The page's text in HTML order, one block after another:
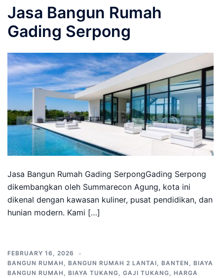
Jasa Bangun Rumah
Gading Serpong
Jasa Bangun Rumah Gading SerpongGading Serpong
dikembangkan oleh Summarecon Agung, kota ini
dikenal dengan kawasan kuliner, pusat pendidikan, dan
hunian modern. Kami […]
FEBRUARY 16, 2026
BANGUN RUMAH , BANGUN RUMAH 2 LANTAI, BANTEN , BIAYA
BANGUN RUMAH , BIAYA TUKANG, GAJI TUKANG, HARGA